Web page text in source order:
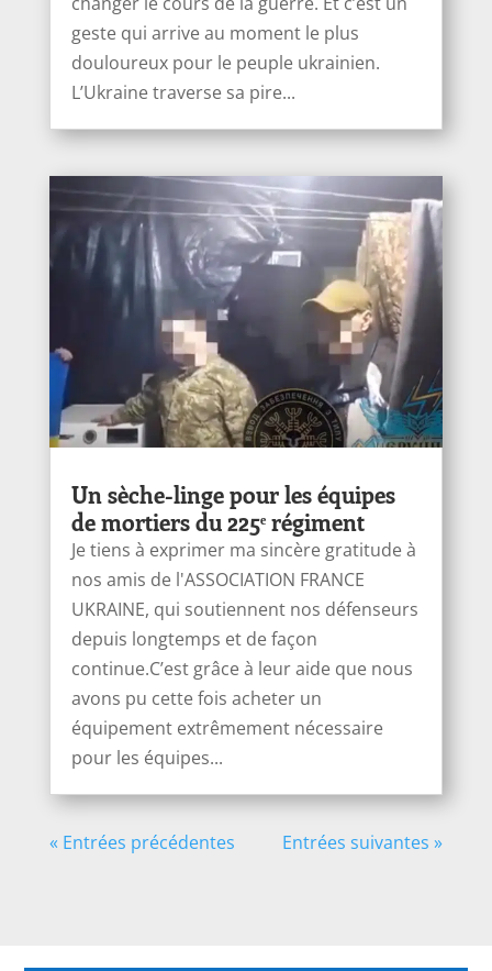
geste qui arrive au moment le plus
douloureux pour le peuple ukrainien.
L’Ukraine traverse sa pire...
Un sèche-linge pour les équipes
de mortiers du 225ᵉ régiment
Je tiens à exprimer ma sincère gratitude à
nos amis de l'ASSOCIATION FRANCE
UKRAINE, qui soutiennent nos défenseurs
depuis longtemps et de façon
continue.C’est grâce à leur aide que nous
avons pu cette fois acheter un
équipement extrêmement nécessaire
pour les équipes...
« Entrées précédentes Entrées suivantes »